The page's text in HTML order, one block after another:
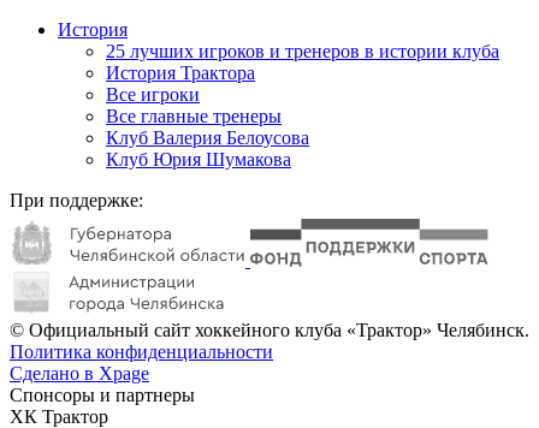
История
25 лучших игроков и тренеров в истории клуба
История Трактора
Все игроки
Все главные тренеры
Клуб Валерия Белоусова
Клуб Юрия Шумакова
При поддержке:
© Официальный сайт хоккейного клуба «Трактор» Челябинск.
Политика конфиденциальности
Сделано в Xpage
Спонсоры и партнеры
ХК Трактор